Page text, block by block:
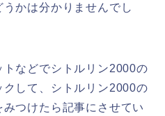
かは分かりませんでし
などでシトルリン2000の
して、シトルリン2000の
つけたら記事にさせてい